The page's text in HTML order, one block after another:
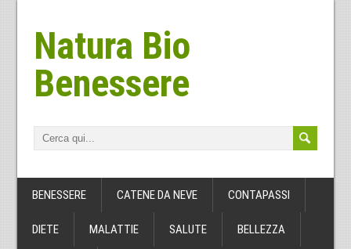
Natura Bio
Benessere
BENESSERE CATENE DA NEVE CONTAPASSI
DIETE MALATTIE SALUTE BELLEZZA